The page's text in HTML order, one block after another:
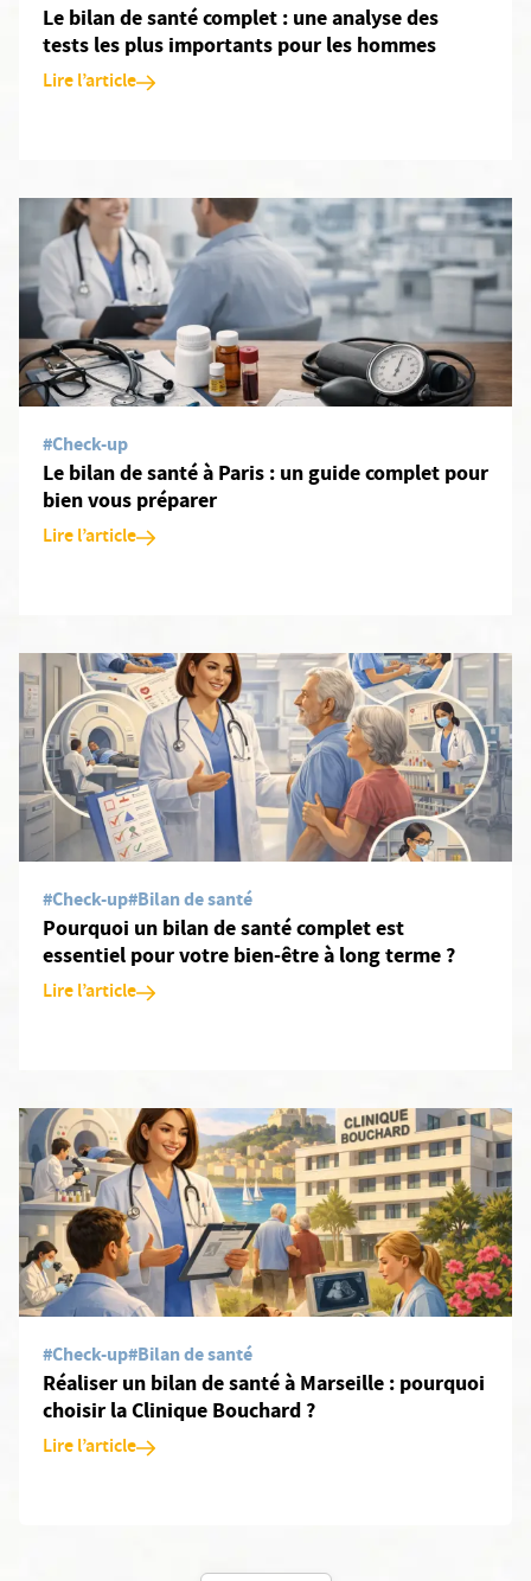
Le bilan de santé complet : une analyse des
tests les plus importants pour les hommes
Lire l’article
En savoir plus: Le bilan de santé à Paris : un guide complet
#Check-up
Le bilan de santé à Paris : un guide complet pour
bien vous préparer
Lire l’article
En savoir plus: Pourquoi un bilan de santé complet est
#Check-up#Bilan de santé
Pourquoi un bilan de santé complet est
essentiel pour votre bien-être à long terme ?
Lire l’article
En savoir plus: Réaliser un bilan de santé à Marseille : pourquoi
#Check-up#Bilan de santé
Réaliser un bilan de santé à Marseille : pourquoi
choisir la Clinique Bouchard ?
Lire l’article